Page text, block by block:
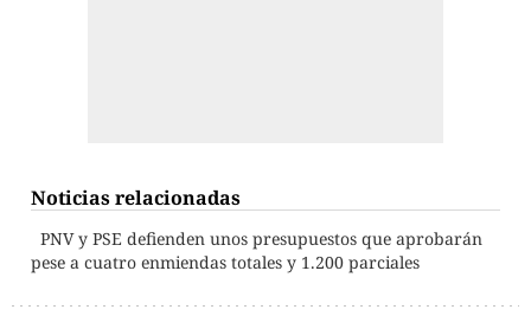
Noticias relacionadas
PNV y PSE defienden unos presupuestos que aprobarán
pese a cuatro enmiendas totales y 1.200 parciales